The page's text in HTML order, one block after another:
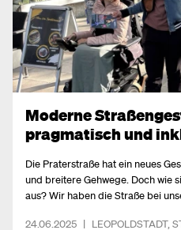
Moderne
pragmatisch und
Die Praterstraße hat ein neues
und breitere Gehwege. Doch wie
aus? Wir haben die Straße bei
gemeint, aber auch gut gemacht?
24.06.2025 | LEOPOLDSTADT,